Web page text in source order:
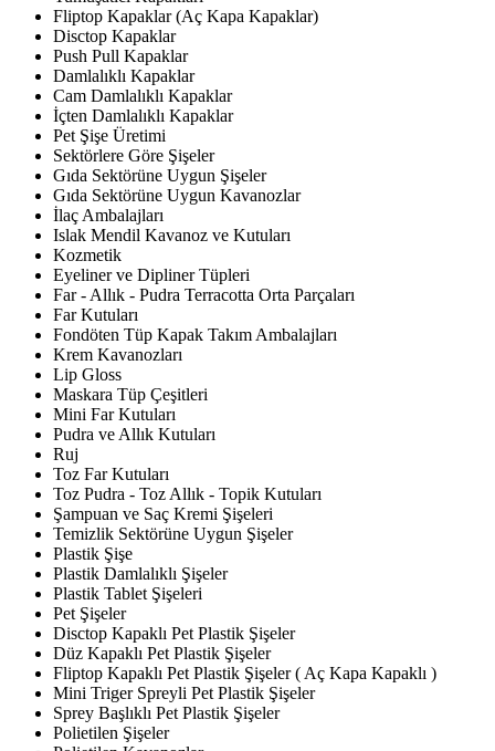
Fliptop Kapaklar (Aç Kapa Kapaklar)
Disctop Kapaklar
Push Pull Kapaklar
Damlalıklı Kapaklar
Cam Damlalıklı Kapaklar
İçten Damlalıklı Kapaklar
Pet Şişe Üretimi
Sektörlere Göre Şişeler
Gıda Sektörüne Uygun Şişeler
Gıda Sektörüne Uygun Kavanozlar
İlaç Ambalajları
Islak Mendil Kavanoz ve Kutuları
Kozmetik
Eyeliner ve Dipliner Tüpleri
Far - Allık - Pudra Terracotta Orta Parçaları
Far Kutuları
Fondöten Tüp Kapak Takım Ambalajları
Krem Kavanozları
Lip Gloss
Maskara Tüp Çeşitleri
Mini Far Kutuları
Pudra ve Allık Kutuları
Ruj
Toz Far Kutuları
Toz Pudra - Toz Allık - Topik Kutuları
Şampuan ve Saç Kremi Şişeleri
Temizlik Sektörüne Uygun Şişeler
Plastik Şişe
Plastik Damlalıklı Şişeler
Plastik Tablet Şişeleri
Pet Şişeler
Disctop Kapaklı Pet Plastik Şişeler
Düz Kapaklı Pet Plastik Şişeler
Fliptop Kapaklı Pet Plastik Şişeler ( Aç Kapa Kapaklı )
Mini Triger Spreyli Pet Plastik Şişeler
Sprey Başlıklı Pet Plastik Şişeler
Polietilen Şişeler